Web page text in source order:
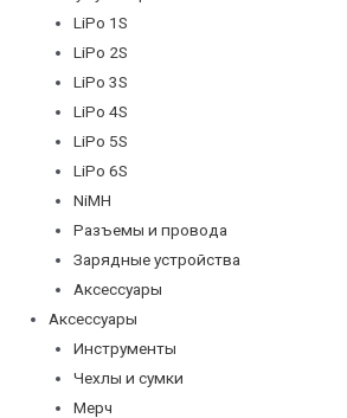
LiPo 1S
LiPo 2S
LiPo 3S
LiPo 4S
LiPo 5S
LiPo 6S
NiMH
Разъемы и провода
Зарядные устройства
Аксессуары
Аксессуары
Инструменты
Чехлы и сумки
Мерч